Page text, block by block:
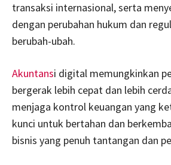
transaksi internasional, serta
dengan perubahan hukum dan
berubah-ubah.
Akuntansi digital memungkinkan
bergerak lebih cepat dan lebih
menjaga kontrol keuangan yang
kunci untuk bertahan dan
bisnis yang penuh tantangan dan